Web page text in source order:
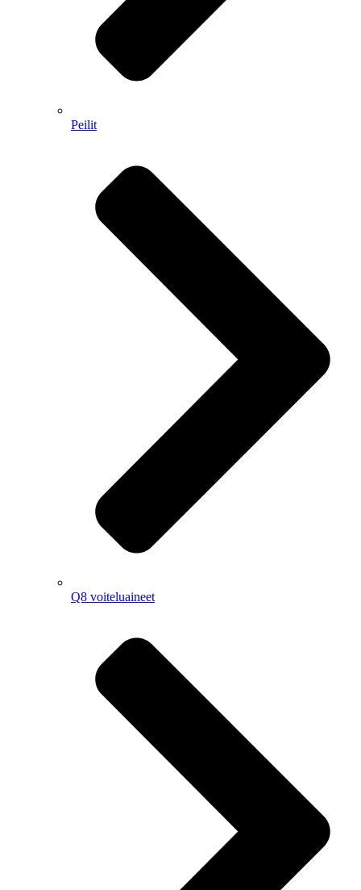
Peilit
Q8 voiteluaineet